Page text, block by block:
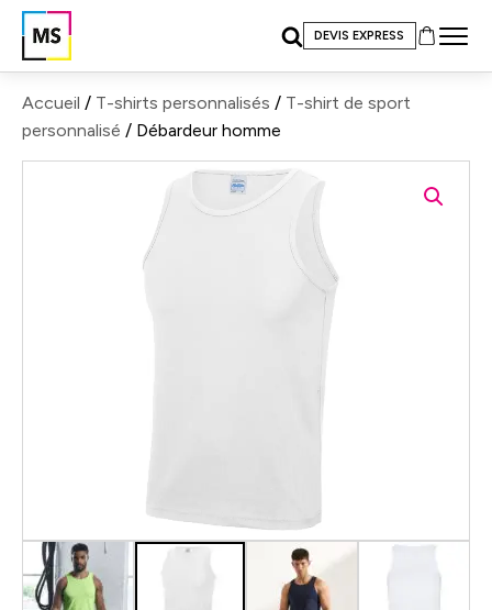
DEVIS EXPRESS
Accueil / T-shirts personnalisés / T-shirt de sport
personnalisé / Débardeur homme